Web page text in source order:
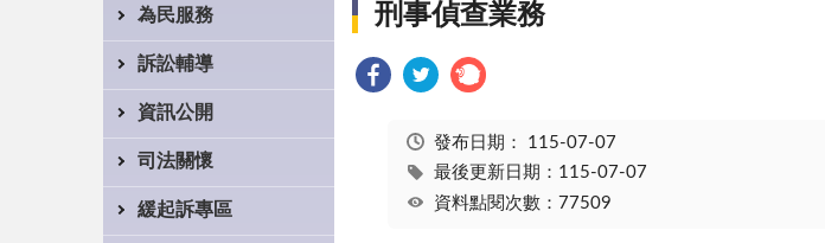
為民服務
訴訟輔導
資訊公開
司法關懷
緩起訴專區
刑事偵查業務
發布日期： 115-07-07
最後更新日期：115-07-07
資料點閱次數：77509